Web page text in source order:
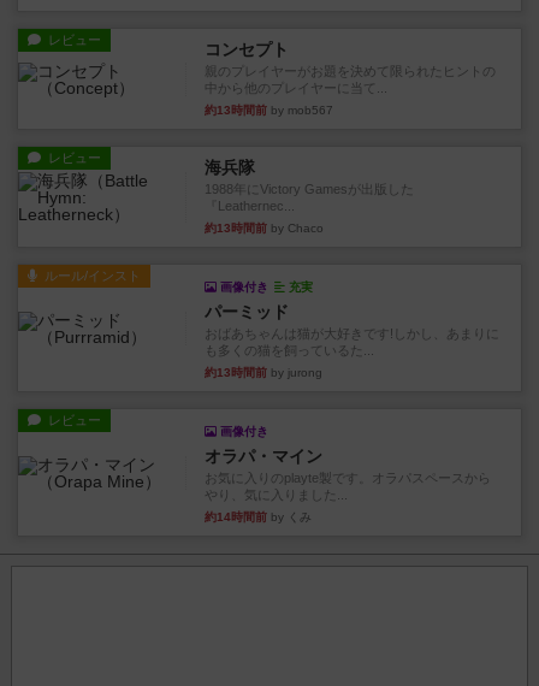
レビュー コンセプト
親のプレイヤーがお題を決めて限られたヒントの
中から他のプレイヤーに当て...
約13時間前 by mob567
レビュー 海兵隊
1988年にVictory Gamesが出版した
『Leathernec...
約13時間前 by Chaco
ルール/インスト
画像付き 充実
パーミッド
おばあちゃんは猫が大好きです!しかし、あまりに
も多くの猫を飼っているた...
約13時間前 by jurong
レビュー
画像付き
オラパ・マイン
お気に入りのplayte製です。オラパスペースから
やり、気に入りました...
約14時間前 by くみ